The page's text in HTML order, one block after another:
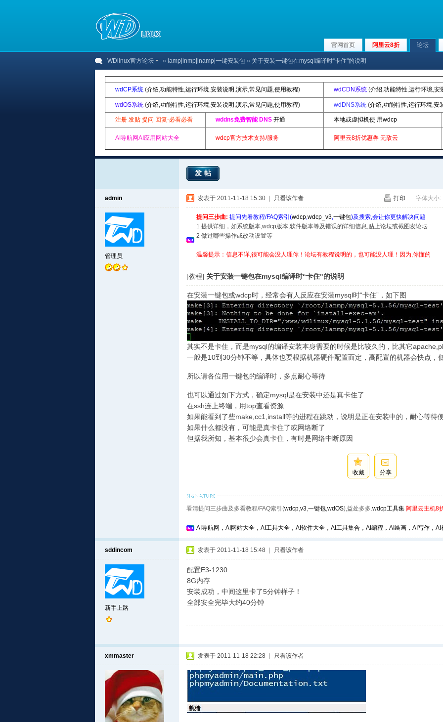
官网首页 阿里云8折 论坛
WDlinux官方论坛 » lamp|lnmp|lnamp|一键安装包 » 关于安装一键包在mysql编译时“卡住"的说明
wdCP系统 (介绍,功能特性,运行环境,安装说明 ,演示,常见问题,使用教程) wdCDN系统 (介绍,功能特性,运行环境,安
wdOS系统 (介绍,功能特性,运行环境,安装说明 ,演示,常见问题,使用教程) wdDNS系统 (介绍,功能特性,运行环境,安
注册 发贴 提问 回复-必看必看 wddns免费智能 DNS 开通 本地或虚拟机使 用wdcp
AI导航网AI应用网站大全 wdcp官方技术支持/服务 阿里云8折优惠券 无敌云
发帖
admin
管理员
打印 字体大小:
发表于 2011-11-18 15:30 只看该作者
提问三步曲: 提问先看教程/FAQ索引(wdcp,wdcp_v3,一键包)及搜索,会让你更快解决问题
1 提供详细，如系统版本,wdcp版本,软件版本等及错误的详细信息,贴上论坛或截图发论坛
2 做过哪些操作或改动设置等
温馨提示：信息不详,很可能会没人理你！论坛有教程说明的，也可能没人理！因为,你懂的
[教程] 关于安装一键包在mysql编译时“卡住"的说明
在安装一键包或wdcp时，经常会有人反应在安装mysql时“卡住”，如下图
其实不是卡住，而是mysql的编译安装本身需要的时候是比较久的，比其它
一般是10到30分钟不等，具体也要根据机器硬件配置而定，高配置的机器会快点，
所以请各位用一键包的编译时，多点耐心等待
也可以通过如下方式，确定mysql是在安装中还是真卡住了
在ssh连上终端，用top查看资源
如果能看到了些make,cc1,install等的进程在跳动，说明是正在安装中的，耐心等待
如果什么都没有，可能是真卡住了或网络断了
但据我所知，基本很少会真卡住，有时是网络中断原因
收藏 分享
看清提问三步曲及多看教程/FAQ索引(wdcp,v3,一键包,wdOS),益处多多.wdcp工具集 阿里云主机8
AI导航网，AI网站大全，AI工具大全，AI软件大全，AI工具集合，AI编程，AI绘画，AI写作，
sddincom
新手上路
发表于 2011-11-18 15:48 只看该作者
配置E3-1230
8G内存
安装成功，中间这里卡了5分钟样子！
全部安全完毕大约40分钟
xmmaster 发表于 2011-11-18 22:28 只看该作者